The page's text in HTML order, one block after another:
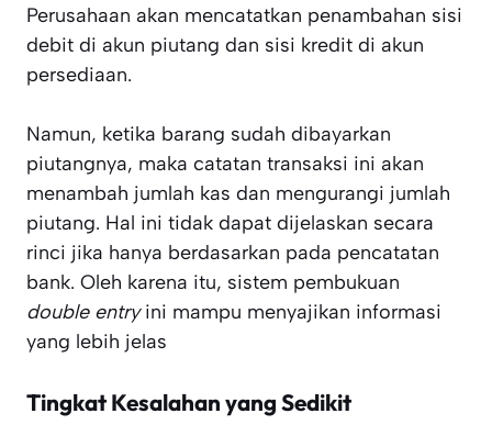
Perusahaan akan mencatatkan penambahan sisi
debit di akun piutang dan sisi kredit di akun
persediaan.
Namun, ketika barang sudah dibayarkan
piutangnya, maka catatan transaksi ini akan
menambah jumlah kas dan mengurangi jumlah
piutang. Hal ini tidak dapat dijelaskan secara
rinci jika hanya berdasarkan pada pencatatan
bank. Oleh karena itu, sistem pembukuan
double entryini mampu menyajikan informasi
yang lebih jelas
Tingkat Kesalahan yang Sedikit